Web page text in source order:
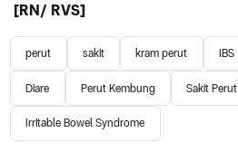
[RN/ RVS]
perut sakit kram perut IBS
Diare Perut Kembung Sakit Perut
Irritable Bowel Syndrome